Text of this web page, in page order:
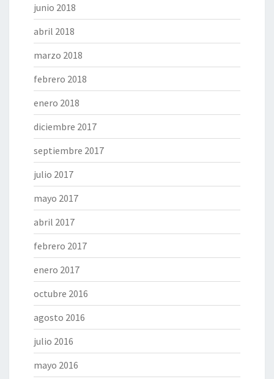
junio 2018
abril 2018
marzo 2018
febrero 2018
enero 2018
diciembre 2017
septiembre 2017
julio 2017
mayo 2017
abril 2017
febrero 2017
enero 2017
octubre 2016
agosto 2016
julio 2016
mayo 2016